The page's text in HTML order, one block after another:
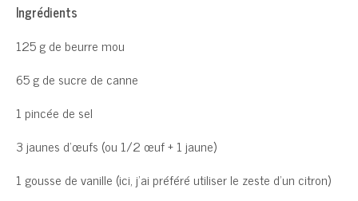
Ingrédients
125 g de beurre mou
65 g de sucre de canne
1 pincée de sel
3 jaunes d’œufs (ou 1/2 œuf + 1 jaune)
1 gousse de vanille (ici, j’ai préféré utiliser le zeste d’un citron)